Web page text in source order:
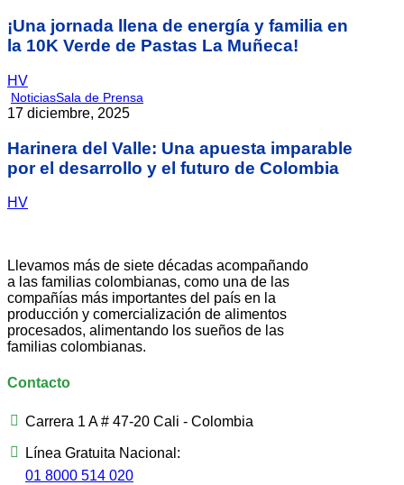
¡Una jornada llena de energía y familia en
la 10K Verde de Pastas La Muñeca!
HV
NoticiasSala de Prensa
17 diciembre, 2025
Harinera del Valle: Una apuesta imparable
por el desarrollo y el futuro de Colombia
HV
Llevamos más de siete décadas acompañando
a las familias colombianas, como una de las
compañías más importantes del país en la
producción y comercialización de alimentos
procesados, alimentando los sueños de las
familias colombianas.
Contacto
Carrera 1 A # 47-20 Cali - Colombia
Línea Gratuita Nacional:
01 8000 514 020